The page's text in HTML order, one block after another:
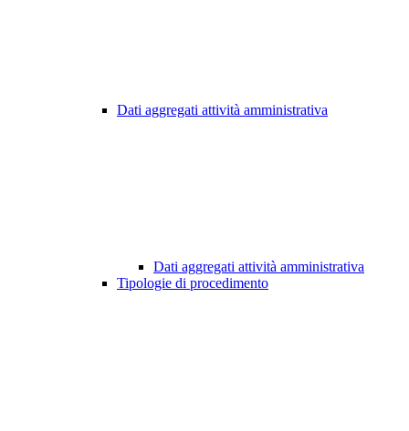
Dati aggregati attività amministrativa
Dati aggregati attività amministrativa
Tipologie di procedimento